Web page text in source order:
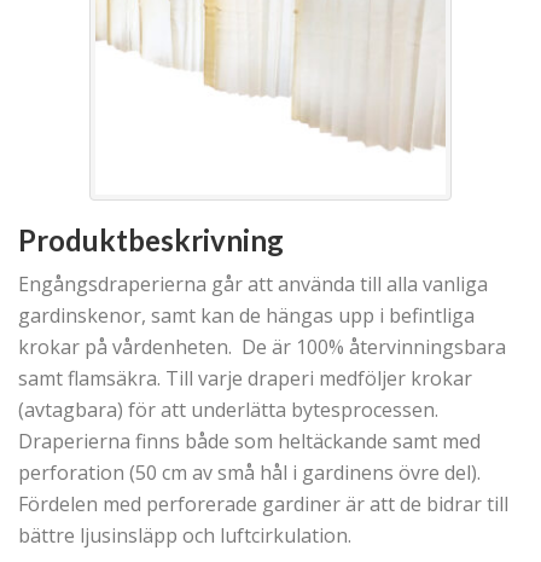
Produktbeskrivning
Engångsdraperierna går att använda till alla vanliga
gardinskenor, samt kan de hängas upp i befintliga
krokar på vårdenheten. De är 100% återvinningsbara
samt flamsäkra. Till varje draperi medföljer krokar
(avtagbara) för att underlätta bytesprocessen.
Draperierna finns både som heltäckande samt med
perforation (50 cm av små hål i gardinens övre del).
Fördelen med perforerade gardiner är att de bidrar till
bättre ljusinsläpp och luftcirkulation.